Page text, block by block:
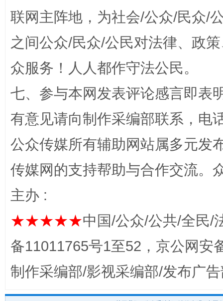
“蜀中异人”王建安的艺术幻境
完善运行机制助力责任有效落实
联网主阵地，为社会/公众/民众/
之间公众/民众/公民对法律、政
众服务！人人都作守法公民。
七、参与本网发表评论感言即表
有意见请向制作采编部联系，电
公众传媒所有辅助网站属多元发
传媒网的支持帮助与合作交流。
主办 :
★★★★★中国/公众/公共/全民/
备11011765号1至52，京公网安
制作采编部/影视采编部/发布广